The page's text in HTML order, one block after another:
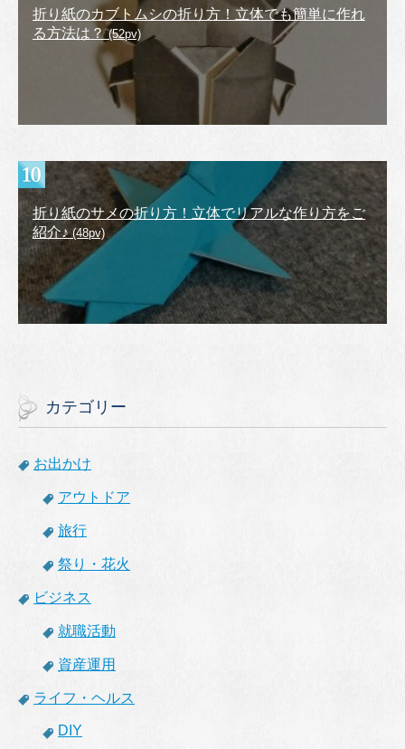
折り紙のカブトムシの折り方！立体でも簡単に作れ
る方法は？(52pv)
折り紙のサメの折り方！立体でリアルな作り方をご
紹介♪(48pv)
カテゴリー
お出かけ
アウトドア
旅行
祭り・花火
ビジネス
就職活動
資産運用
ライフ・ヘルス
DIY